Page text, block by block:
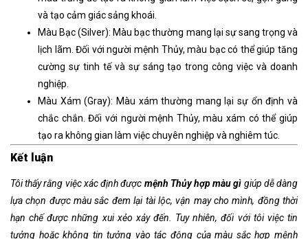
và tạo cảm giác sảng khoái.
Màu Bạc (Silver): Màu bạc thường mang lại sự sang trọng và
lịch lãm. Đối với người mệnh Thủy, màu bạc có thể giúp tăng
cường sự tinh tế và sự sáng tạo trong công việc và doanh
nghiệp.
Màu Xám (Gray): Màu xám thường mang lại sự ổn định và
chắc chắn. Đối với người mệnh Thủy, màu xám có thể giúp
tạo ra không gian làm việc chuyên nghiệp và nghiêm túc.
Kết luận
Tôi thấy rằng việc xác định được mệnh Thủy hợp màu gì giúp dễ dàng
lựa chọn được màu sắc đem lại tài lộc, vận may cho mình, đồng thời
hạn chế được những xui xẻo xảy đến. Tuy nhiên, đối với tôi việc tin
tưởng hoặc không tin tưởng vào tác động của màu sắc hợp mệnh